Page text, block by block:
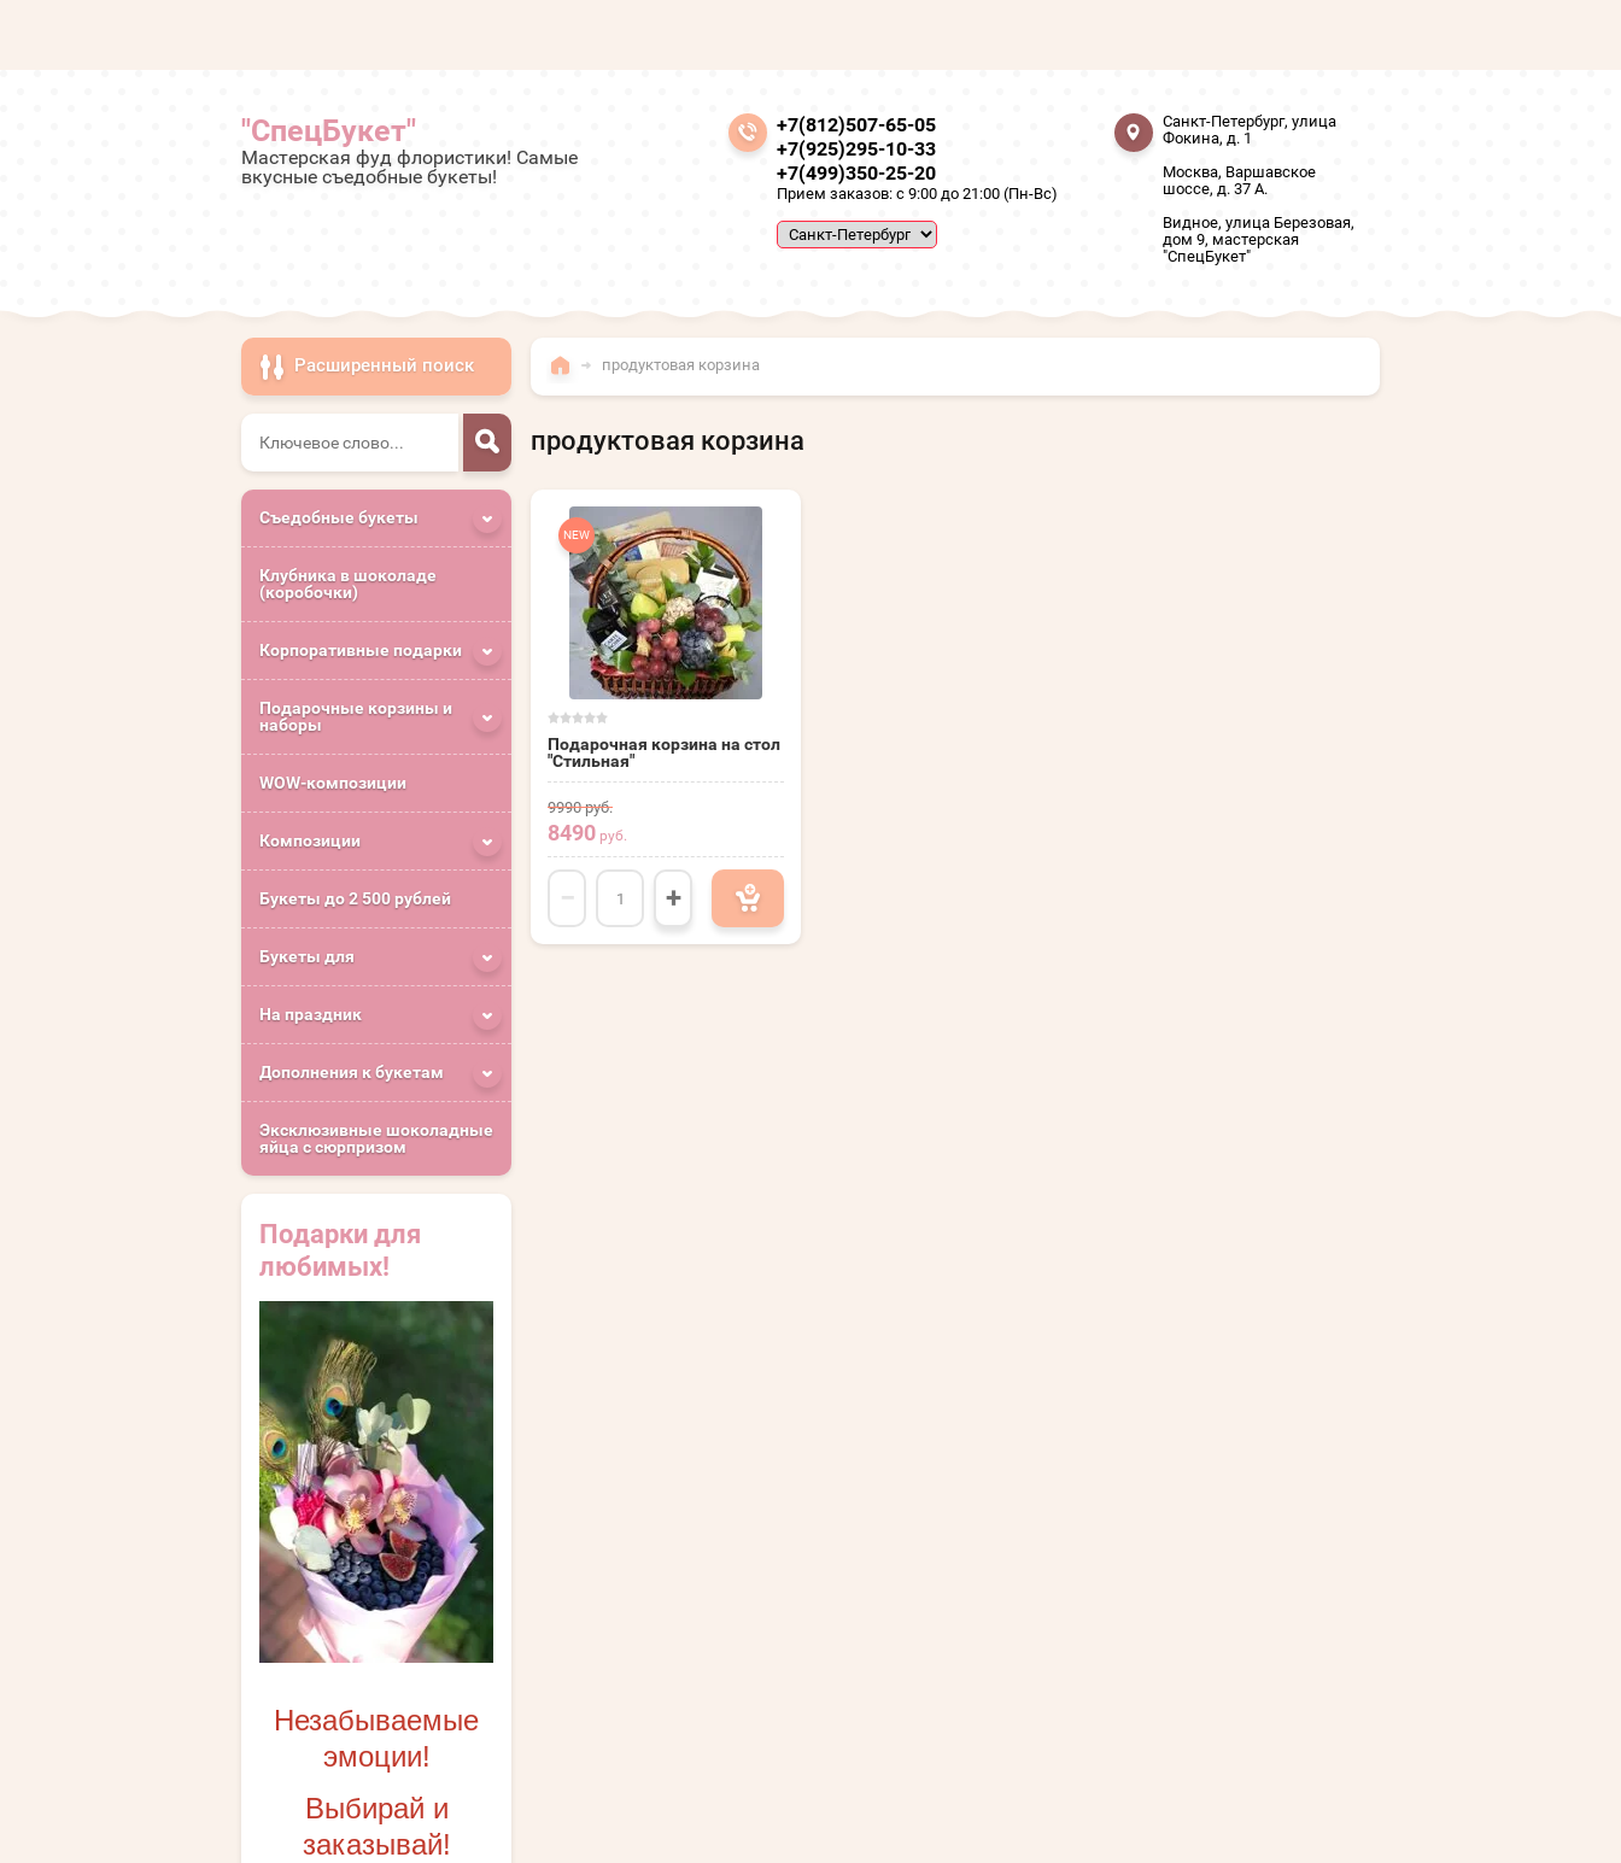
"СпецБукет"
Мастерская фуд флористики! Самые
вкусные съедобные букеты!
+7(812)507-65-05
+7(925)295-10-33
+7(499)350-25-20
Прием заказов: с 9:00 до 21:00 (Пн-Вс)
Санкт-Петербург, улица
Фокина, д. 1
Москва, Варшавское
шоссе, д. 37 А.
Видное, улица Березовая,
дом 9, мастерская
"СпецБукет"
Расширенный поиск
Съедобные букеты
Клубника в шоколаде
(коробочки)
Корпоративные подарки
Подарочные корзины и
наборы
WOW-композиции
Композиции
Букеты до 2 500 рублей
Букеты для
На праздник
Дополнения к букетам
Эксклюзивные шоколадные
яйца с сюрпризом
Подарки для
любимых!
Незабываемые
эмоции!
Выбирай и
заказывай!
продуктовая корзина
продуктовая корзина
NEW
Подарочная корзина на стол
"Стильная"
9990руб.
8490 руб.
− +